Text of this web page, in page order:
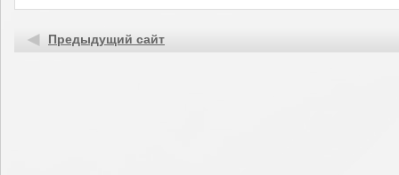
Предыдущий сайт